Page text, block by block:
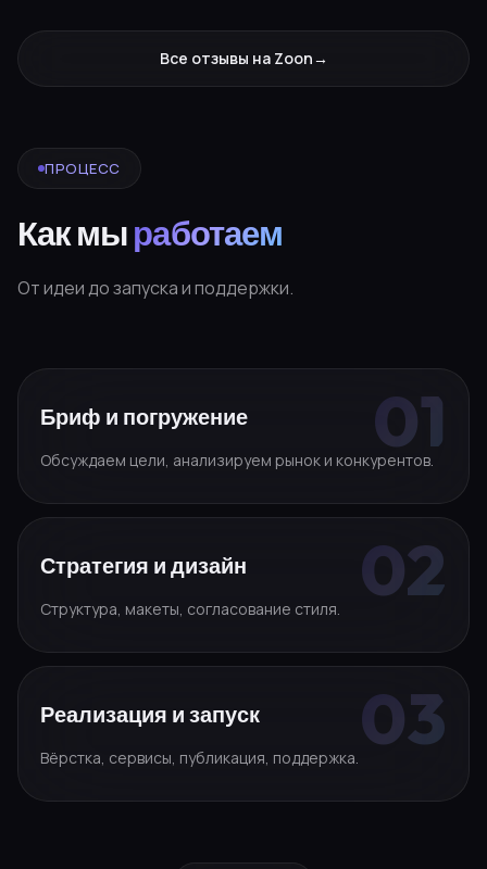
Все отзывы на Zoon→
ПРОЦЕСС
Как мыработаем
От идеи до запуска и поддержки.
Бриф и погружение
Обсуждаем цели, анализируем рынок и конкурентов.
Стратегия и дизайн
Структура, макеты, согласование стиля.
Реализация и запуск
Вёрстка, сервисы, публикация, поддержка.